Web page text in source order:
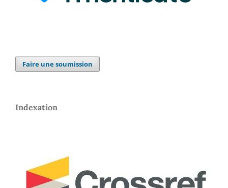
Faire une soumission
Indexation